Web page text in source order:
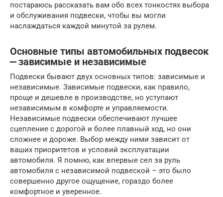
постараюсь рассказать вам обо всех тонкостях выбора
и обслуживания подвески, чтобы вы могли
наслаждаться каждой минутой за рулем.
Основные типы автомобильных подвесок
⎼ зависимые и независимые
Подвески бывают двух основных типов: зависимые и
независимые. Зависимые подвески, как правило,
проще и дешевле в производстве, но уступают
независимым в комфорте и управляемости.
Независимые подвески обеспечивают лучшее
сцепление с дорогой и более плавный ход, но они
сложнее и дороже. Выбор между ними зависит от
ваших приоритетов и условий эксплуатации
автомобиля. Я помню, как впервые сел за руль
автомобиля с независимой подвеской – это было
совершенно другое ощущение, гораздо более
комфортное и уверенное.